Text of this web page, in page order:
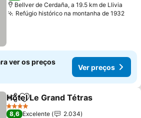
Bellver de Cerdaña, a 19.5 km de Llivia
Refúgio histórico na montanha de 1932Ver
ver os preços
Ver preços
PartilharAdicionar aos favoritos
Hôtel Le Grand Tétras
4 Estrelas
8,6 Excelente
2.034